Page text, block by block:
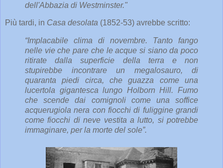
dell'Abbazia di Westminster."
Più tardi, in Casa desolata (1852-53) avrebbe scritto:
“Implacabile clima di novembre. Tanto fango
nelle vie che pare che le acque si siano da poco
ritirate dalla superficie della terra e non
stupirebbe incontrare un megalosauro, di
quaranta piedi circa, che guazza come una
lucertola gigantesca lungo Holborn Hill. Fumo
che scende dai comignoli come una soffice
acquerugiola nera con fiocchi di fuliggine grandi
come fiocchi di neve vestita a lutto, si potrebbe
immaginare, per la morte del sole”.